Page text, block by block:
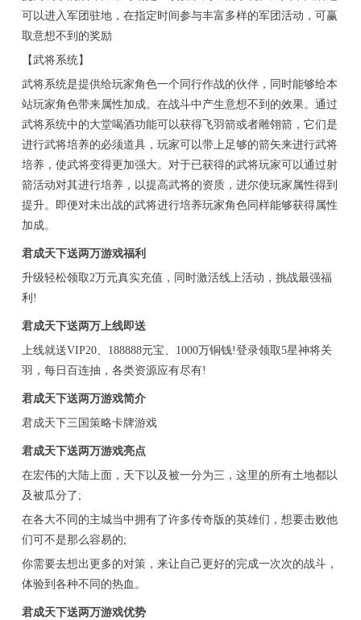
可以进入军团驻地，在指定时间参与丰富多样的军团活动，可赢
取意想不到的奖励
【武将系统】
武将系统是提供给玩家角色一个同行作战的伙伴，同时能够给本
站玩家角色带来属性加成。在战斗中产生意想不到的效果。通过
武将系统中的大堂喝酒功能可以获得飞羽箭或者雕翎箭，它们是
进行武将培养的必须道具，玩家可以带上足够的箭矢来进行武将
培养，使武将变得更加强大。对于已获得的武将玩家可以通过射
箭活动对其进行培养，以提高武将的资质，进尔使玩家属性得到
提升。即便对未出战的武将进行培养玩家角色同样能够获得属性
加成。
君成天下送两万游戏福利
升级轻松领取2万元真实充值，同时激活线上活动，挑战最强福
利!
君成天下送两万上线即送
上线就送VIP20、188888元宝、1000万铜钱!登录领取5星神将关
羽，每日百连抽，各类资源应有尽有!
君成天下送两万游戏简介
君成天下三国策略卡牌游戏
君成天下送两万游戏亮点
在宏伟的大陆上面，天下以及被一分为三，这里的所有土地都以
及被瓜分了;
在各大不同的主城当中拥有了许多传奇版的英雄们，想要击败他
们可不是那么容易的;
你需要去想出更多的对策，来让自己更好的完成一次次的战斗，
体验到各种不同的热血。
君成天下送两万游戏优势